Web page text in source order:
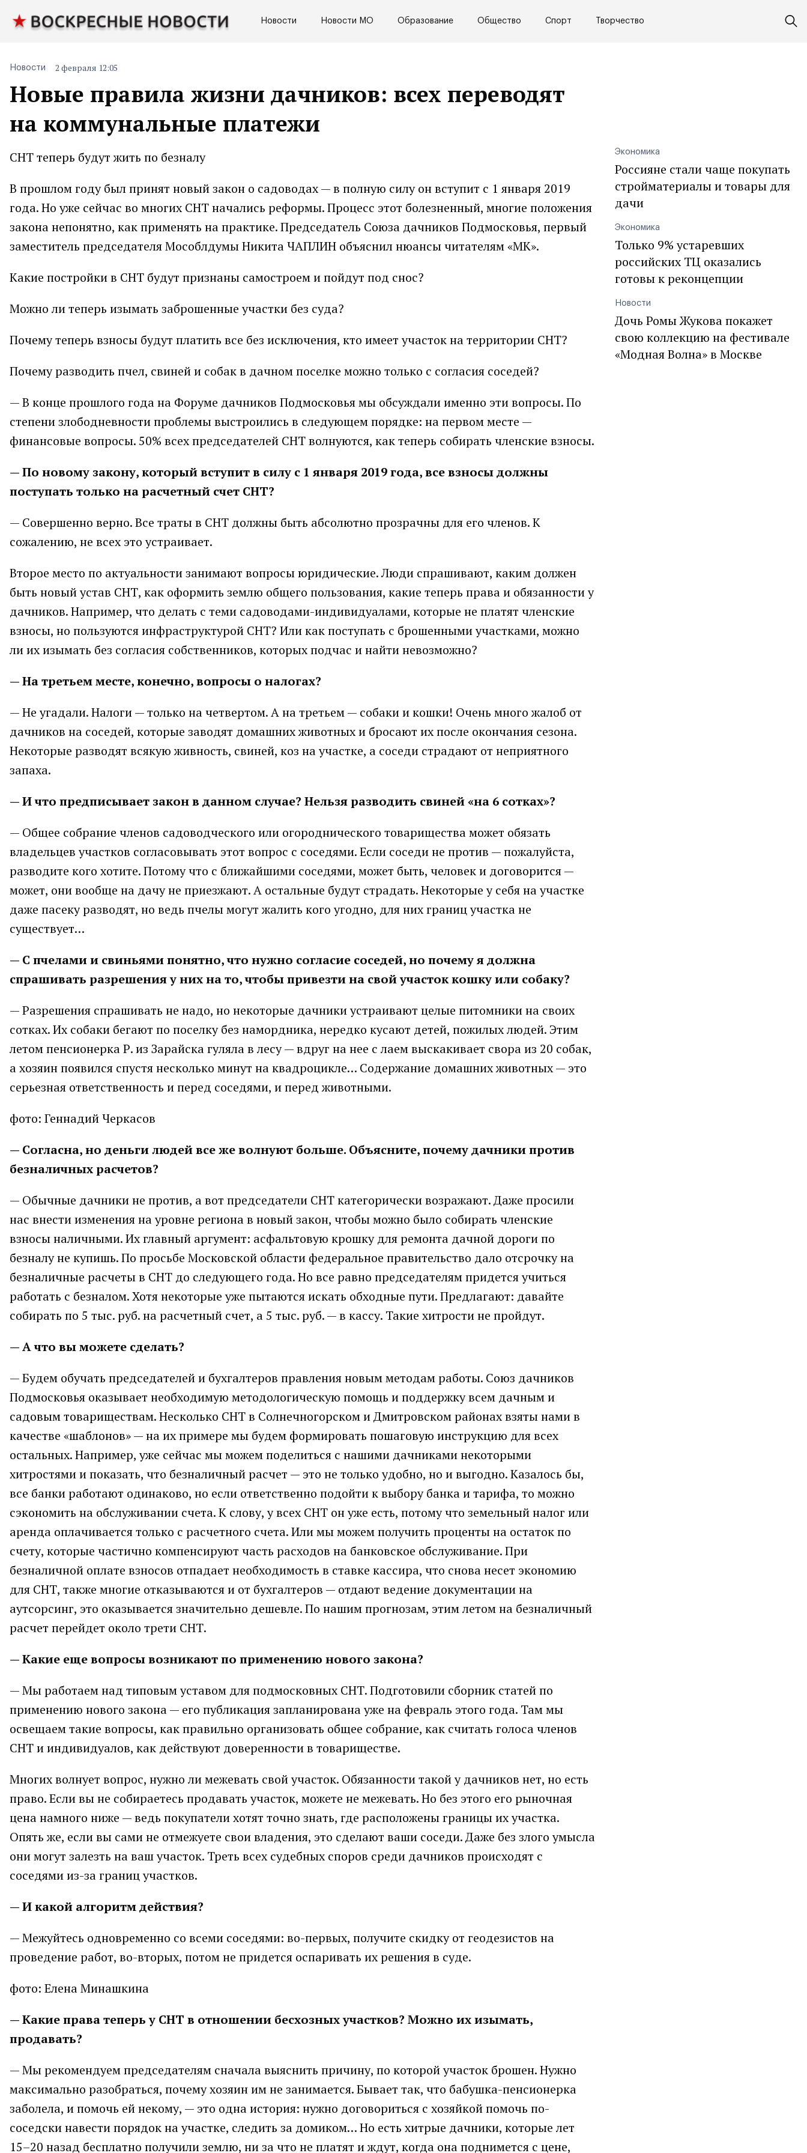
Новости Новости МО Образование Общество Спорт Творчество
Новые правила жизни дачников: всех переводят
на коммунальные платежи
Новости 2 февраля 12:05
СНТ теперь будут жить по безналу
В прошлом году был принят новый закон о садоводах — в полную силу он вступит с 1 января 2019
года. Но уже сейчас во многих СНТ начались реформы. Процесс этот болезненный, многие положения
закона непонятно, как применять на практике. Председатель Союза дачников Подмосковья, первый
заместитель председателя Мособлдумы Никита ЧАПЛИН объяснил нюансы читателям «МК».
Какие постройки в СНТ будут признаны самостроем и пойдут под снос?
Можно ли теперь изымать заброшенные участки без суда?
Почему теперь взносы будут платить все без исключения, кто имеет участок на территории СНТ?
Почему разводить пчел, свиней и собак в дачном поселке можно только с согласия соседей?
— В конце прошлого года на Форуме дачников Подмосковья мы обсуждали именно эти вопросы. По
степени злободневности проблемы выстроились в следующем порядке: на первом месте —
финансовые вопросы. 50% всех председателей СНТ волнуются, как теперь собирать членские взносы.
— По новому закону, который вступит в силу с 1 января 2019 года, все взносы должны
поступать только на расчетный счет СНТ?
— Совершенно верно. Все траты в СНТ должны быть абсолютно прозрачны для его членов. К
сожалению, не всех это устраивает.
Второе место по актуальности занимают вопросы юридические. Люди спрашивают, каким должен
быть новый устав СНТ, как оформить землю общего пользования, какие теперь права и обязанности у
дачников. Например, что делать с теми садоводами-индивидуалами, которые не платят членские
взносы, но пользуются инфраструктурой СНТ? Или как поступать с брошенными участками, можно
ли их изымать без согласия собственников, которых подчас и найти невозможно?
— На третьем месте, конечно, вопросы о налогах?
— Не угадали. Налоги — только на четвертом. А на третьем — собаки и кошки! Очень много жалоб от
дачников на соседей, которые заводят домашних животных и бросают их после окончания сезона.
Некоторые разводят всякую живность, свиней, коз на участке, а соседи страдают от неприятного
запаха.
— И что предписывает закон в данном случае? Нельзя разводить свиней «на 6 сотках»?
— Общее собрание членов садоводческого или огороднического товарищества может обязать
владельцев участков согласовывать этот вопрос с соседями. Если соседи не против — пожалуйста,
разводите кого хотите. Потому что с ближайшими соседями, может быть, человек и договорится —
может, они вообще на дачу не приезжают. А остальные будут страдать. Некоторые у себя на участке
даже пасеку разводят, но ведь пчелы могут жалить кого угодно, для них границ участка не
существует…
— С пчелами и свиньями понятно, что нужно согласие соседей, но почему я должна
спрашивать разрешения у них на то, чтобы привезти на свой участок кошку или собаку?
— Разрешения спрашивать не надо, но некоторые дачники устраивают целые питомники на своих
сотках. Их собаки бегают по поселку без намордника, нередко кусают детей, пожилых людей. Этим
летом пенсионерка Р. из Зарайска гуляла в лесу — вдруг на нее с лаем выскакивает свора из 20 собак,
а хозяин появился спустя несколько минут на квадроцикле… Содержание домашних животных — это
серьезная ответственность и перед соседями, и перед животными.
фото: Геннадий Черкасов
— Согласна, но деньги людей все же волнуют больше. Объясните, почему дачники против
безналичных расчетов?
— Обычные дачники не против, а вот председатели СНТ категорически возражают. Даже просили
нас внести изменения на уровне региона в новый закон, чтобы можно было собирать членские
взносы наличными. Их главный аргумент: асфальтовую крошку для ремонта дачной дороги по
безналу не купишь. По просьбе Московской области федеральное правительство дало отсрочку на
безналичные расчеты в СНТ до следующего года. Но все равно председателям придется учиться
работать с безналом. Хотя некоторые уже пытаются искать обходные пути. Предлагают: давайте
собирать по 5 тыс. руб. на расчетный счет, а 5 тыс. руб. — в кассу. Такие хитрости не пройдут.
— А что вы можете сделать?
— Будем обучать председателей и бухгалтеров правления новым методам работы. Союз дачников
Подмосковья оказывает необходимую методологическую помощь и поддержку всем дачным и
садовым товариществам. Несколько СНТ в Солнечногорском и Дмитровском районах взяты нами в
качестве «шаблонов» — на их примере мы будем формировать пошаговую инструкцию для всех
остальных. Например, уже сейчас мы можем поделиться с нашими дачниками некоторыми
хитростями и показать, что безналичный расчет — это не только удобно, но и выгодно. Казалось бы,
все банки работают одинаково, но если ответственно подойти к выбору банка и тарифа, то можно
сэкономить на обслуживании счета. К слову, у всех СНТ он уже есть, потому что земельный налог или
аренда оплачивается только с расчетного счета. Или мы можем получить проценты на остаток по
счету, которые частично компенсируют часть расходов на банковское обслуживание. При
безналичной оплате взносов отпадает необходимость в ставке кассира, что снова несет экономию
для СНТ, также многие отказываются и от бухгалтеров — отдают ведение документации на
аутсорсинг, это оказывается значительно дешевле. По нашим прогнозам, этим летом на безналичный
расчет перейдет около трети СНТ.
— Какие еще вопросы возникают по применению нового закона?
— Мы работаем над типовым уставом для подмосковных СНТ. Подготовили сборник статей по
применению нового закона — его публикация запланирована уже на февраль этого года. Там мы
освещаем такие вопросы, как правильно организовать общее собрание, как считать голоса членов
СНТ и индивидуалов, как действуют доверенности в товариществе.
Многих волнует вопрос, нужно ли межевать свой участок. Обязанности такой у дачников нет, но есть
право. Если вы не собираетесь продавать участок, можете не межевать. Но без этого его рыночная
цена намного ниже — ведь покупатели хотят точно знать, где расположены границы их участка.
Опять же, если вы сами не отмежуете свои владения, это сделают ваши соседи. Даже без злого умысла
они могут залезть на ваш участок. Треть всех судебных споров среди дачников происходят с
соседями из-за границ участков.
— И какой алгоритм действия?
— Межуйтесь одновременно со всеми соседями: во-первых, получите скидку от геодезистов на
проведение работ, во-вторых, потом не придется оспаривать их решения в суде.
фото: Елена Минашкина
— Какие права теперь у СНТ в отношении бесхозных участков? Можно их изымать,
продавать?
— Мы рекомендуем председателям сначала выяснить причину, по которой участок брошен. Нужно
максимально разобраться, почему хозяин им не занимается. Бывает так, что бабушка-пенсионерка
заболела, и помочь ей некому, — это одна история: нужно договориться с хозяйкой помочь по-
соседски навести порядок на участке, следить за домиком… Но есть хитрые дачники, которые лет
15–20 назад бесплатно получили землю, ни за что не платят и ждут, когда она поднимется с цене,
Экономика
Россияне стали чаще покупать
стройматериалы и товары для
дачи
Экономика
Только 9% устаревших
российских ТЦ оказались
готовы к реконцепции
Новости
Дочь Ромы Жукова покажет
свою коллекцию на фестивале
«Модная Волна» в Москве